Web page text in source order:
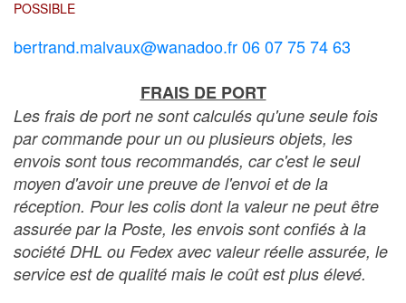
POSSIBLE
bertrand.malvaux@wanadoo.fr 06 07 75 74 63
FRAIS DE PORT
Les frais de port ne sont calculés qu'une seule fois
par commande pour un ou plusieurs objets, les
envois sont tous recommandés, car c'est le seul
moyen d'avoir une preuve de l'envoi et de la
réception. Pour les colis dont la valeur ne peut être
assurée par la Poste, les envois sont confiés à la
société DHL ou Fedex avec valeur réelle assurée, le
service est de qualité mais le coût est plus élevé.